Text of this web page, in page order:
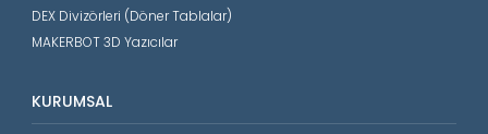
DEX Divizörleri (Döner Tablalar)
MAKERBOT 3D Yazıcılar
KURUMSAL